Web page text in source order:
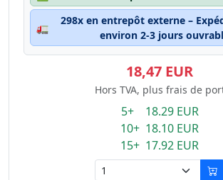
🚛
298x en entrepôt externe –
environ 2-3 jours
18,47 EUR
Hors TVA, plus frais de
5+ 18.29 EUR
10+ 18.10 EUR
15+ 17.92 EUR